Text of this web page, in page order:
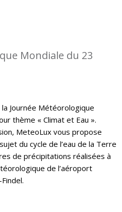
Mondiale du 23
Journée Météorologique
thème « Climat et Eau ».
MeteoLux vous propose
du cycle de l’eau de la Terre
de précipitations réalisées à
de l’aéroport